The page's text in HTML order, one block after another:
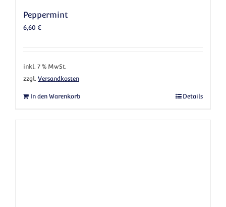
Peppermint
6,60 €
inkl. 7 % MwSt.
zzgl. Versandkosten
In den Warenkorb Details